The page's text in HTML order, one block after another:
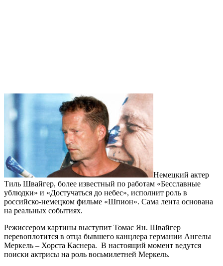
Немецкий актер
Тиль Швайгер, более известный по работам «Бесславные
ублюдки» и «Достучаться до небес», исполнит роль в
российско-немецком фильме «Шпион». Сама лента основана
на реальных событиях.
Режиссером картины выступит Томас Ян. Швайгер
перевоплотится в отца бывшего канцлера германии Ангелы
Меркель – Хорста Каснера. В настоящий момент ведутся
поиски актрисы на роль восьмилетней Меркель.